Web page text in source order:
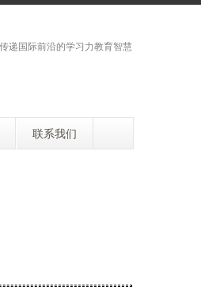
递国际前沿的学习力教育智慧
联系我们